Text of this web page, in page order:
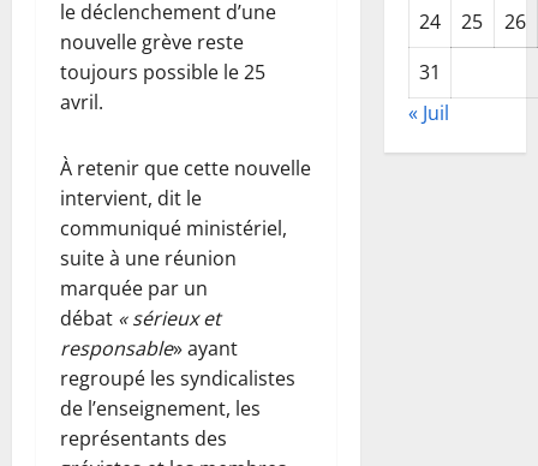
le déclenchement d’une
nouvelle grève reste
toujours possible le 25
avril.
À retenir que cette nouvelle
intervient, dit le
communiqué ministériel,
suite à une réunion
marquée par un
débat « sérieux et
responsable» ayant
regroupé les syndicalistes
de l’enseignement, les
représentants des
24
25
26
31
« Juil